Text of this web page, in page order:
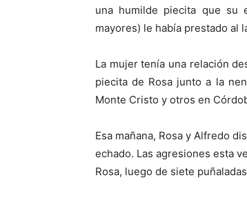
una humilde piecita que su
mayores) le había prestado al
La mujer tenía una relación
piecita de Rosa junto a la
Monte Cristo y otros en
Esa mañana, Rosa y Alfredo
echado. Las agresiones esta
Rosa, luego de siete